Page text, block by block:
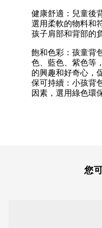
健康舒適：兒童後
選用柔軟的物料和
孩子肩部和背部的
飽和色彩：孩童背
色、藍色、紫色等
的興趣和好奇心，
保可持續：小孩背
因素，選用綠色環
您